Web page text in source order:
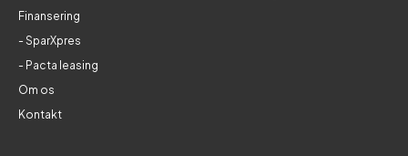
Finansering
- SparXpres
- Pacta leasing
Om os
Kontakt